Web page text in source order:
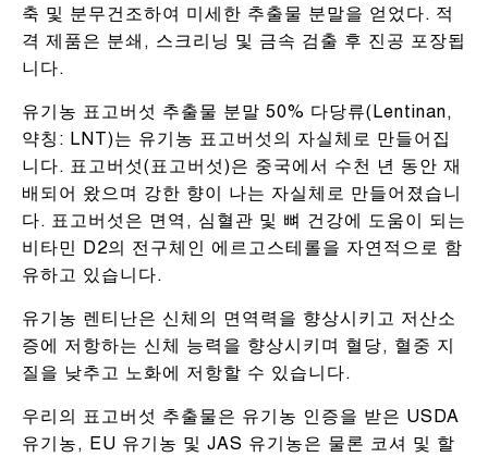
축 및 분무건조하여 미세한 추출물 분말을 얻었다. 적
격 제품은 분쇄, 스크리닝 및 금속 검출 후 진공 포장됩
니다.
유기농 표고버섯 추출물 분말 50% 다당류(Lentinan,
약칭: LNT)는 유기농 표고버섯의 자실체로 만들어집
니다. 표고버섯(표고버섯)은 중국에서 수천 년 동안 재
배되어 왔으며 강한 향이 나는 자실체로 만들어졌습니
다. 표고버섯은 면역, 심혈관 및 뼈 건강에 도움이 되는
비타민 D2의 전구체인 에르고스테롤을 자연적으로 함
유하고 있습니다.
유기농 렌티난은 신체의 면역력을 향상시키고 저산소
증에 저항하는 신체 능력을 향상시키며 혈당, 혈중 지
질을 낮추고 노화에 저항할 수 있습니다.
우리의 표고버섯 추출물은 유기농 인증을 받은 USDA
유기농, EU 유기농 및 JAS 유기농은 물론 코셔 및 할